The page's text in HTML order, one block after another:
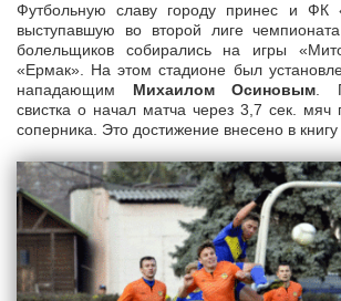
Футбольную славу городу принес и ФК
выступавшую во второй лиге
болельщиков собирались на игры
«Ермак». На этом стадионе был
нападающим Михаилом Осиновым.
свистка о начал матча через 3,7 сек. мяч
соперника. Это достижение внесено в